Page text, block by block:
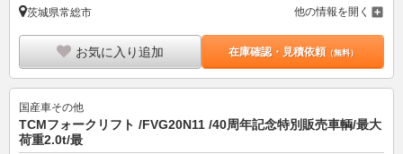
茨城県常総市 他の情報を開く
お気に入り追加 在庫確認・見積依頼（無料）
国産車その他
TCMフォークリフト /FVG20N11 /40周年記念特別販売車輌/最大
荷重2.0t/最